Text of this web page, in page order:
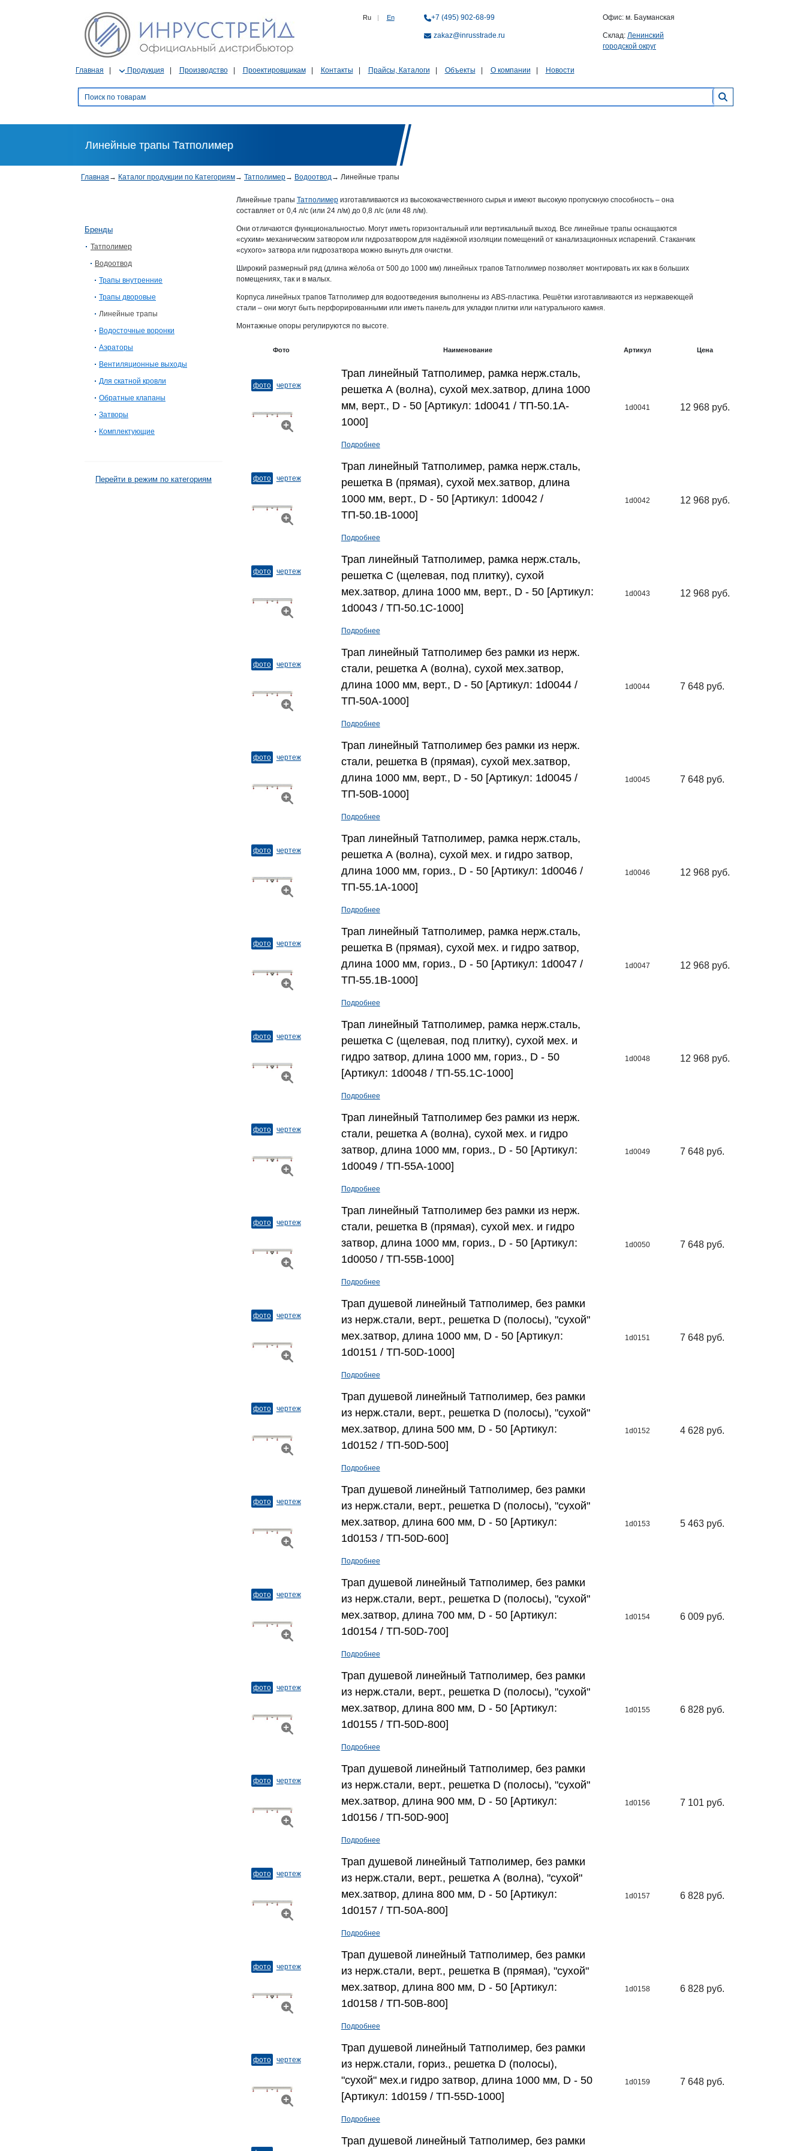
Ru | En +7 (495) 902-68-99
zakaz@inrusstrade.ru
Офис: м. Бауманская
Склад: Ленинский
городской округ
Главная Продукция Производство Проектировщикам Контакты Прайсы, Каталоги Объекты О компании Новости
Линейные трапы Татполимер
Главная → Каталог продукции по Категориям→ Татполимер→ Водоотвод→ Линейные трапы
Бренды
Татполимер
Водоотвод
Трапы внутренние
Трапы дворовые
Линейные трапы
Водосточные воронки
Аэраторы
Вентиляционные выходы
Для скатной кровли
Обратные клапаны
Затворы
Комплектующие
Перейти в режим по категориям
Линейные трапы Татполимеризготавливаются из высококачественного сырья и имеют высокую пропускную способность – она
составляет от 0,4 л/с (или 24 л/м) до 0,8 л/с (или 48 л/м).
Они отличаются функциональностью. Могут иметь горизонтальный или вертикальный выход. Все линейные трапы оснащаются
«сухим» механическим затвором или гидрозатвором для надёжной изоляции помещений от канализационных испарений. Стаканчик
«сухого» затвора или гидрозатвора можно вынуть для очистки.
Широкий размерный ряд (длина жёлоба от 500 до 1000 мм) линейных трапов Татполимер позволяет монтировать их как в больших
помещениях, так и в малых.
Корпуса линейных трапов Татполимер для водоотведения выполнены из ABS-пластика. Решётки изготавливаются из нержавеющей
стали – они могут быть перфорированными или иметь панель для укладки плитки или натурального камня.
Монтажные опоры регулируются по высоте.
Фото Наименование Артикул Цена
фото чертеж
Трап линейный Татполимер, рамка нерж.сталь,
решетка А (волна), сухой мех.затвор, длина 1000
мм, верт., D - 50 [Артикул: 1d0041 / ТП-50.1A-
1000]
Подробнее
1d0041 12 968 руб.
фото чертеж
Трап линейный Татполимер, рамка нерж.сталь,
решетка В (прямая), сухой мех.затвор, длина
1000 мм, верт., D - 50 [Артикул: 1d0042 /
ТП-50.1B-1000]
Подробнее
1d0042 12 968 руб.
фото чертеж
Трап линейный Татполимер, рамка нерж.сталь,
решетка С (щелевая, под плитку), сухой
мех.затвор, длина 1000 мм, верт., D - 50 [Артикул:
1d0043 / ТП-50.1С-1000]
Подробнее
1d0043 12 968 руб.
фото чертеж
Трап линейный Татполимер без рамки из нерж.
стали, решетка А (волна), сухой мех.затвор,
длина 1000 мм, верт., D - 50 [Артикул: 1d0044 /
ТП-50A-1000]
Подробнее
1d0044 7 648 руб.
фото чертеж
Трап линейный Татполимер без рамки из нерж.
стали, решетка В (прямая), сухой мех.затвор,
длина 1000 мм, верт., D - 50 [Артикул: 1d0045 /
ТП-50B-1000]
Подробнее
1d0045 7 648 руб.
фото чертеж
Трап линейный Татполимер, рамка нерж.сталь,
решетка А (волна), сухой мех. и гидро затвор,
длина 1000 мм, гориз., D - 50 [Артикул: 1d0046 /
ТП-55.1A-1000]
Подробнее
1d0046 12 968 руб.
фото чертеж
Трап линейный Татполимер, рамка нерж.сталь,
решетка В (прямая), сухой мех. и гидро затвор,
длина 1000 мм, гориз., D - 50 [Артикул: 1d0047 /
ТП-55.1B-1000]
Подробнее
1d0047 12 968 руб.
фото чертеж
Трап линейный Татполимер, рамка нерж.сталь,
решетка С (щелевая, под плитку), сухой мех. и
гидро затвор, длина 1000 мм, гориз., D - 50
[Артикул: 1d0048 / ТП-55.1С-1000]
Подробнее
1d0048 12 968 руб.
фото чертеж
Трап линейный Татполимер без рамки из нерж.
стали, решетка А (волна), сухой мех. и гидро
затвор, длина 1000 мм, гориз., D - 50 [Артикул:
1d0049 / ТП-55A-1000]
Подробнее
1d0049 7 648 руб.
фото чертеж
Трап линейный Татполимер без рамки из нерж.
стали, решетка В (прямая), сухой мех. и гидро
затвор, длина 1000 мм, гориз., D - 50 [Артикул:
1d0050 / ТП-55B-1000]
Подробнее
1d0050 7 648 руб.
фото чертеж
Трап душевой линейный Татполимер, без рамки
из нерж.стали, верт., решетка D (полосы), "сухой"
мех.затвор, длина 1000 мм, D - 50 [Артикул:
1d0151 / ТП-50D-1000]
Подробнее
1d0151 7 648 руб.
фото чертеж
Трап душевой линейный Татполимер, без рамки
из нерж.стали, верт., решетка D (полосы), "сухой"
мех.затвор, длина 500 мм, D - 50 [Артикул:
1d0152 / ТП-50D-500]
Подробнее
1d0152 4 628 руб.
фото чертеж
Трап душевой линейный Татполимер, без рамки
из нерж.стали, верт., решетка D (полосы), "сухой"
мех.затвор, длина 600 мм, D - 50 [Артикул:
1d0153 / ТП-50D-600]
Подробнее
1d0153 5 463 руб.
фото чертеж
Трап душевой линейный Татполимер, без рамки
из нерж.стали, верт., решетка D (полосы), "сухой"
мех.затвор, длина 700 мм, D - 50 [Артикул:
1d0154 / ТП-50D-700]
Подробнее
1d0154 6 009 руб.
фото чертеж
Трап душевой линейный Татполимер, без рамки
из нерж.стали, верт., решетка D (полосы), "сухой"
мех.затвор, длина 800 мм, D - 50 [Артикул:
1d0155 / ТП-50D-800]
Подробнее
1d0155 6 828 руб.
фото чертеж
Трап душевой линейный Татполимер, без рамки
из нерж.стали, верт., решетка D (полосы), "сухой"
мех.затвор, длина 900 мм, D - 50 [Артикул:
1d0156 / ТП-50D-900]
Подробнее
1d0156 7 101 руб.
фото чертеж
Трап душевой линейный Татполимер, без рамки
из нерж.стали, верт., решетка А (волна), "сухой"
мех.затвор, длина 800 мм, D - 50 [Артикул:
1d0157 / ТП-50A-800]
Подробнее
1d0157 6 828 руб.
фото чертеж
Трап душевой линейный Татполимер, без рамки
из нерж.стали, верт., решетка В (прямая), "сухой"
мех.затвор, длина 800 мм, D - 50 [Артикул:
1d0158 / ТП-50B-800]
Подробнее
1d0158 6 828 руб.
фото чертеж
Трап душевой линейный Татполимер, без рамки
из нерж.стали, гориз., решетка D (полосы),
"сухой" мех.и гидро затвор, длина 1000 мм, D - 50
[Артикул: 1d0159 / ТП-55D-1000]
Подробнее
1d0159 7 648 руб.
Трап душевой линейный Татполимер, без рамки